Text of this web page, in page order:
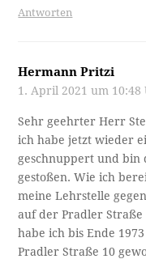
Antworten
Hermann Pritzi
1. April 2021 um 10:48
Sehr geehrter Herr
ich habe jetzt wieder
geschnuppert und bin
gestoßen. Wie ich
meine Lehrstelle
auf der Pradler Straße
habe ich bis Ende
Pradler Straße 10